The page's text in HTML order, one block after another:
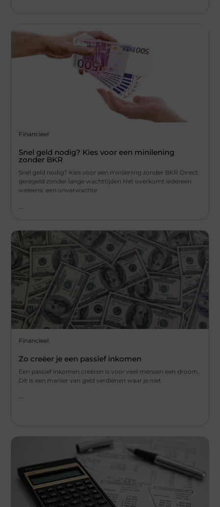
Financieel
Snel geld nodig? Kies voor een minilening
zonder BKR
Snel geld nodig? Kies voor een minilening zonder BKR Direct
geregeld zonder lange wachttijden Het overkomt iedereen
weleens: een onverwachte
Financieel
Zo creëer je een passief inkomen
Een passief inkomen creëren is voor veel mensen een droom.
Dit is een manier van geld verdienen waar je niet
...